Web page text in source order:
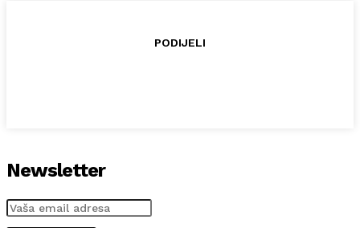
PODIJELI
Newsletter